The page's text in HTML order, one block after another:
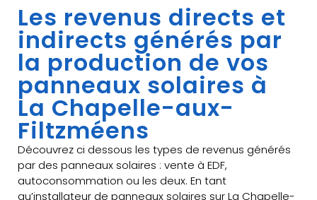
Les revenus directs et
indirects générés par
la production de vos
panneaux solaires à
La Chapelle-aux-
Filtzméens
Découvrez ci dessous les types de revenus générés
par des panneaux solaires : vente à EDF,
autoconsommation ou les deux. En tant
qu’installateur de panneaux solaires sur La Chapelle-